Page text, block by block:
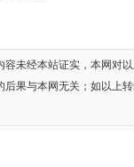
容未经本站证实，本网对
果与本网无关；如以上